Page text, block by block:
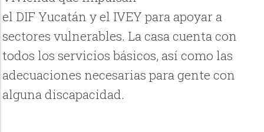
el DIF Yucatán y el IVEY para apoyar a
sectores vulnerables. La casa cuenta con
todos los servicios básicos, así como las
adecuaciones necesarias para gente con
alguna discapacidad.